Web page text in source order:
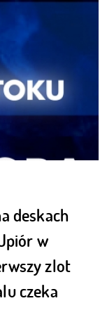
deskach
w
zlot
czeka